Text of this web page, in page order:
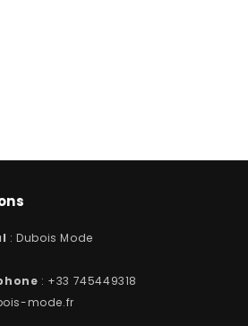
: Dubois Mode
: +33 745449318
mode.fr